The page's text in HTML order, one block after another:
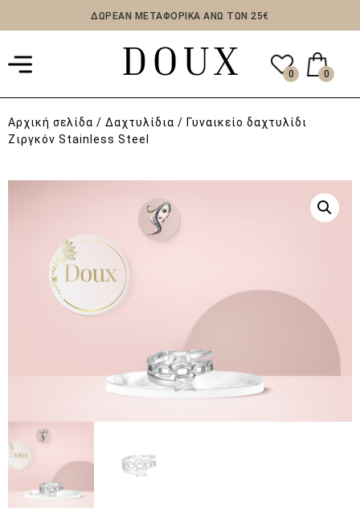
ΔΩΡΕΑΝ ΜΕΤΑΦΟΡΙΚΑ ΑΝΩ ΤΩΝ 25€
0 0
Αρχική σελίδα / Δαχτυλίδια / Γυναικείο δαχτυλίδι
Ζιργκόν Stainless Steel